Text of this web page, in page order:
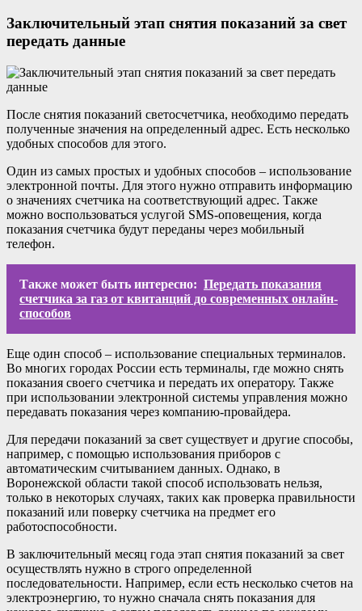
Заключительный этап снятия показаний за свет
передать данные
После снятия показаний светосчетчика, необходимо передать
полученные значения на определенный адрес. Есть несколько
удобных способов для этого.
Один из самых простых и удобных способов – использование
электронной почты. Для этого нужно отправить информацию
о значениях счетчика на соответствующий адрес. Также
можно воспользоваться услугой SMS-оповещения, когда
показания счетчика будут переданы через мобильный
телефон.
Также может быть интересно: Передать показания
счетчика за газ от квитанций до современных онлайн-
способов
Еще один способ – использование специальных терминалов.
Во многих городах России есть терминалы, где можно снять
показания своего счетчика и передать их оператору. Также
при использовании электронной системы управления можно
передавать показания через компанию-провайдера.
Для передачи показаний за свет существует и другие способы,
например, с помощью использования приборов с
автоматическим считыванием данных. Однако, в
Воронежской области такой способ использовать нельзя,
только в некоторых случаях, таких как проверка правильности
показаний или поверку счетчика на предмет его
работоспособности.
В заключительный месяц года этап снятия показаний за свет
осуществлять нужно в строго определенной
последовательности. Например, если есть несколько счетов на
электроэнергию, то нужно сначала снять показания для